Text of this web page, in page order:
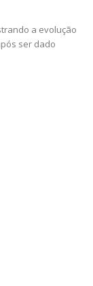
a evolução
ser dado